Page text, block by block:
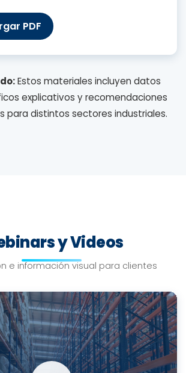
PDF
Estos materiales incluyen datos
explicativos y recomendaciones
para distintos sectores industriales.
y Videos
e información visual para clientes